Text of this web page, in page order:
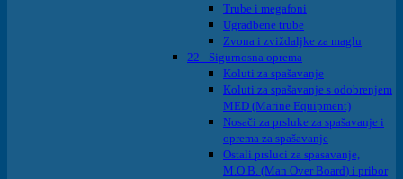
Trube i megafoni
Ugradbene trube
Zvona i zviždaljke za maglu
22 - Sigurnosna oprema
Koluti za spašavanje
Koluti za spašavanje s odobrenjem
MED (Marine Equipment)
Nosači za prsluke za spašavanje i
oprema za spašavanje
Ostali prsluci za spasavanje,
M.O.B. (Man Over Board) i pribor